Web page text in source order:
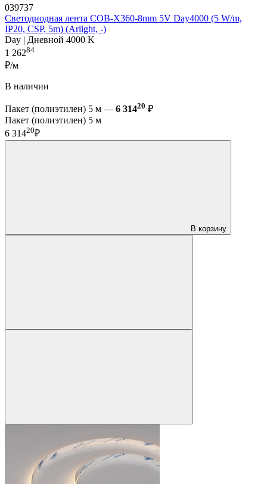
039737
Светодиодная лента COB-X360-8mm 5V Day4000 (5 W/m,
IP20, CSP, 5m) (Arlight, -)
Day | Дневной 4000 K
1 26284
₽/м
В наличии
Пакет (полиэтилен) 5 м — 6 31420 ₽
Пакет (полиэтилен) 5 м
6 31420₽
В корзину